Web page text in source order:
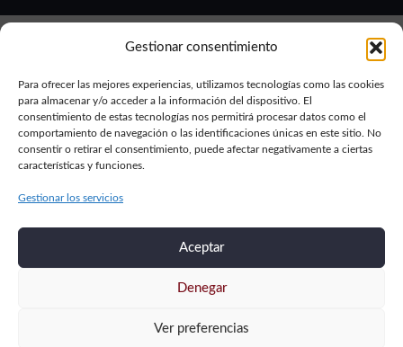
Gestionar consentimiento
Para ofrecer las mejores experiencias, utilizamos tecnologías como las cookies
para almacenar y/o acceder a la información del dispositivo. El
consentimiento de estas tecnologías nos permitirá procesar datos como el
comportamiento de navegación o las identificaciones únicas en este sitio. No
consentir o retirar el consentimiento, puede afectar negativamente a ciertas
características y funciones.
Gestionar los servicios
Aceptar
Denegar
Ver preferencias
Aviso legal Política de privacidad Política de cookies
2019-2024 © Ronzapil por